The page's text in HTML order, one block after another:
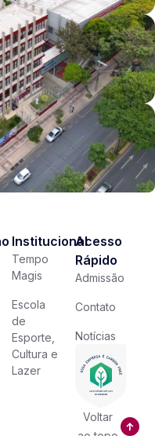
Institucional
Tempo
Magis
Escola
de
Esporte,
Cultura e
Lazer
Acesso
Rápido
Admissão
Contato
Notícias
Voltar